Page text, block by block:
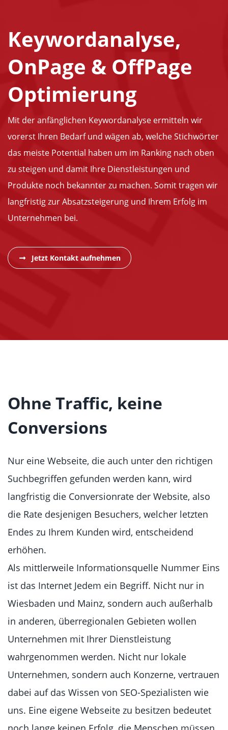
Keywordanalyse,
OnPage & OffPage
Optimierung
Mit der anfänglichen Keywordanalyse ermitteln wir
vorerst Ihren Bedarf und wägen ab, welche Stichwörter
das meiste Potential haben um im Ranking nach oben
zu steigen und damit Ihre Dienstleistungen und
Produkte noch bekannter zu machen. Somit tragen wir
langfristig zur Absatzsteigerung und Ihrem Erfolg im
Unternehmen bei.
Jetzt Kontakt aufnehmen
Ohne Traffic, keine
Conversions
Nur eine Webseite, die auch unter den richtigen
Suchbegriffen gefunden werden kann, wird
langfristig die Conversionrate der Website, also
die Rate desjenigen Besuchers, welcher letzten
Endes zu Ihrem Kunden wird, entscheidend
erhöhen.
Als mittlerweile Informationsquelle Nummer Eins
ist das Internet Jedem ein Begriff. Nicht nur in
Wiesbaden und Mainz, sondern auch außerhalb
in anderen, überregionalen Gebieten wollen
Unternehmen mit Ihrer Dienstleistung
wahrgenommen werden. Nicht nur lokale
Unternehmen, sondern auch Konzerne, vertrauen
dabei auf das Wissen von SEO-Spezialisten wie
uns. Eine eigene Webseite zu besitzen bedeutet